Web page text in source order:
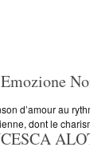
d’amour au
dont le